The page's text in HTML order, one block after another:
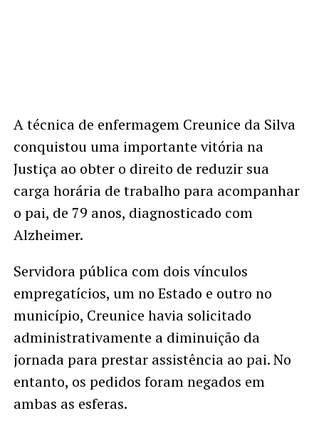
A técnica de enfermagem Creunice da Silva
conquistou uma importante vitória na
Justiça ao obter o direito de reduzir sua
carga horária de trabalho para acompanhar
o pai, de 79 anos, diagnosticado com
Alzheimer.
Servidora pública com dois vínculos
empregatícios, um no Estado e outro no
município, Creunice havia solicitado
administrativamente a diminuição da
jornada para prestar assistência ao pai. No
entanto, os pedidos foram negados em
ambas as esferas.